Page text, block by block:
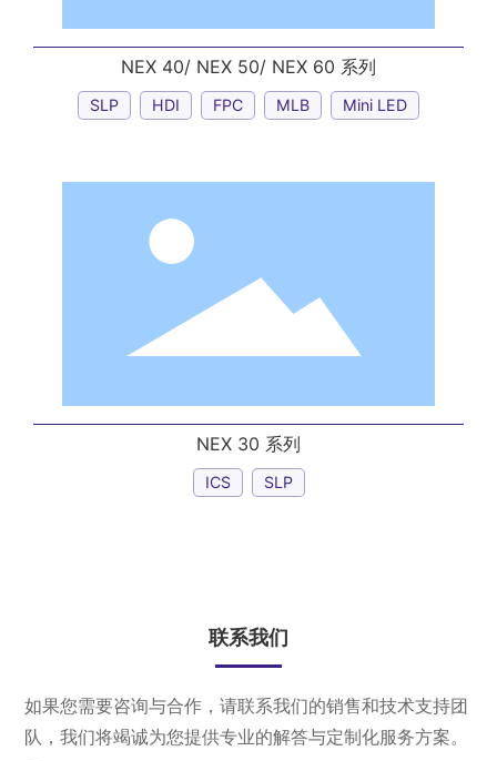
NEX 40/ NEX 50/ NEX 60 系列
SLP HDI FPC MLB Mini LED
NEX 30 系列
ICS SLP
联系我们
如果您需要咨询与合作，请联系我们的销售和技术支持团
队，我们将竭诚为您提供专业的解答与定制化服务方案。